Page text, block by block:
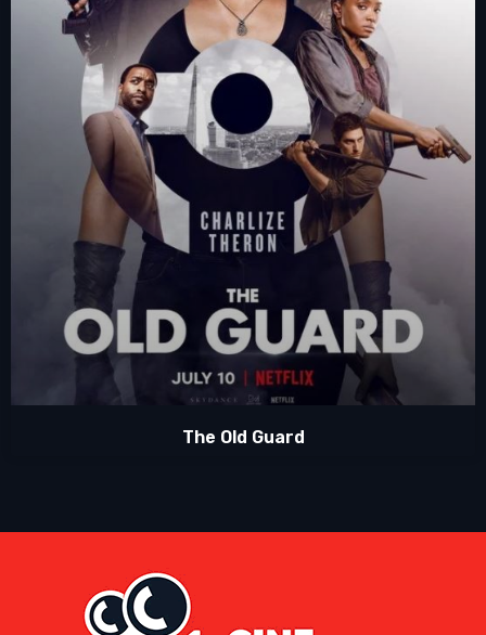
The Old Guard